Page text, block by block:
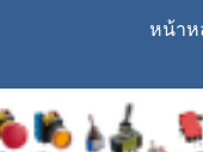
หน้าห